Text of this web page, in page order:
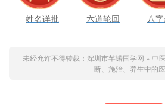
姓名详批 六道轮回 八
未经允许不得转载： 深圳市芊诺国学网 » 中
断、施治、养生中的